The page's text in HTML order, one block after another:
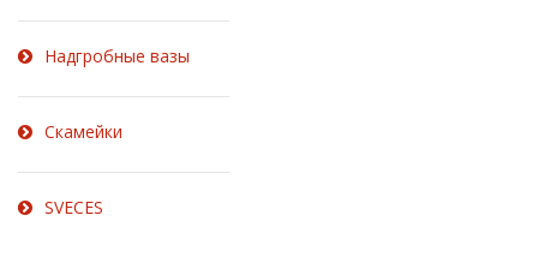
Надгробные вазы
Скамейки
SVECES